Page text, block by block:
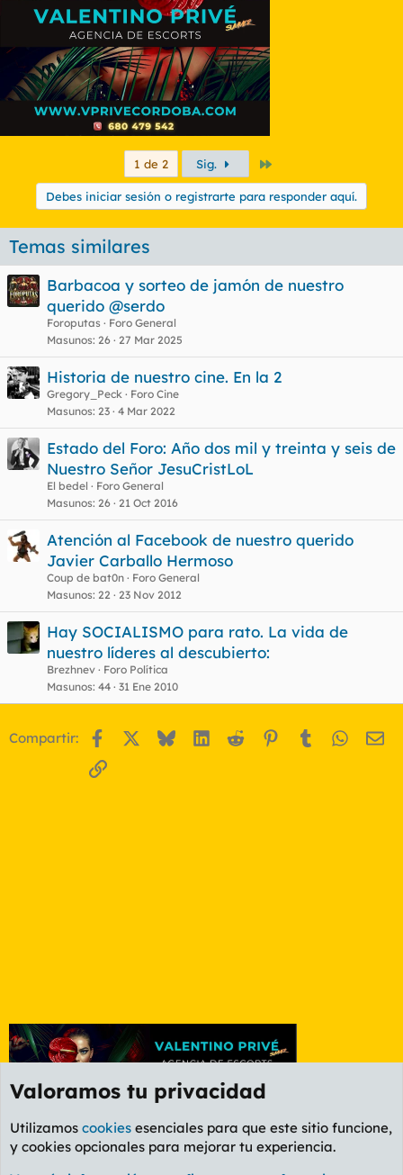
1 de 2 Sig.
Debes iniciar sesión o registrarte para responder aquí.
Temas similares
Barbacoa y sorteo de jamón de nuestro
querido @serdo
Foroputas
Foro General
Masunos 26 27 Mar 2025
Historia de nuestro cine. En la 2
Gregory_Peck
Foro Cine
Masunos 23 4 Mar 2022
Estado del Foro: Año dos mil y treinta y seis de
Nuestro Señor JesuCristLoL
El bedel
Foro General
Masunos 26 21 Oct 2016
Atención al Facebook de nuestro querido
Javier Carballo Hermoso
Coup de bat0n
Foro General
Masunos 22 23 Nov 2012
Hay SOCIALISMO para rato. La vida de
nuestro líderes al descubierto:
Brezhnev
Foro Política
Masunos 44 31 Ene 2010
Compartir: Facebook BlueskyLinkedIn
Reddit Pinterest
Tumblr
Enlace
Foro Informática y Videojuegos
Valoramos tu privacidad
Utilizamos cookies esenciales para que este sitio funcione,
y cookies opcionales para mejorar tu experiencia.